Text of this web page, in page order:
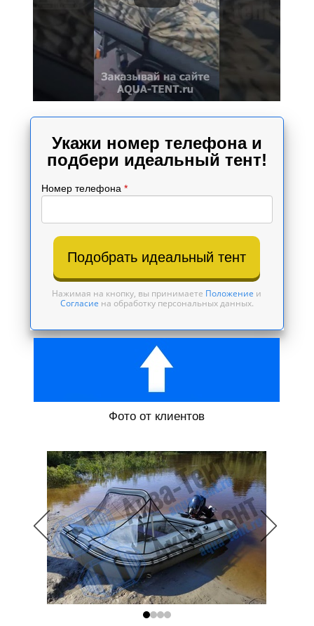
Укажи номер телефона и
подбери идеальный тент!
Номер телефона *
Подобрать идеальный тент
Нажимая на кнопку, вы принимаете Положение и
Согласие на обработку персональных данных.
Фото от клиентов